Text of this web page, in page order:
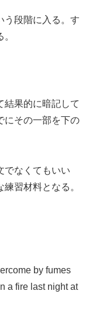
う段階に入る。す
結果的に暗記して
にその一部を下の
でなくてもいい
習材料となる。
by fumes
a fire last night at